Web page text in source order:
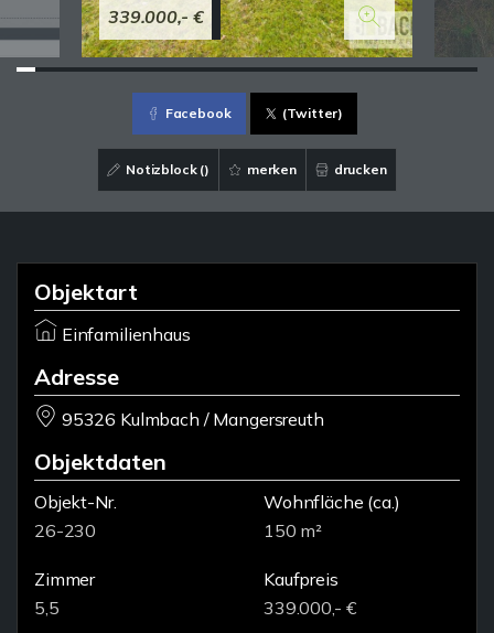
339.000,- €
Facebook (Twitter)
Notizblock () merken drucken
Objektart
Einfamilienhaus
Adresse
95326 Kulmbach / Mangersreuth
Objektdaten
Objekt-Nr.
26-230
Wohnfläche (ca.)
150 m²
Zimmer
5,5
Kaufpreis
339.000,- €